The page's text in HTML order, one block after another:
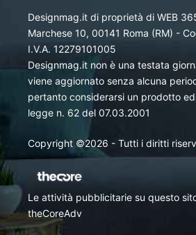
Designmag.it di proprietà di WEB
Marchese 10, 00141 Roma (RM) -
I.V.A. 12279101005
Designmag.it non è una testata
viene aggiornato senza alcuna
pertanto considerarsi un prodotto
legge n. 62 del 07.03.2001
Copyright ©2026 - Tutti i diritti
Le attività pubblicitarie su questo
theCoreAdv